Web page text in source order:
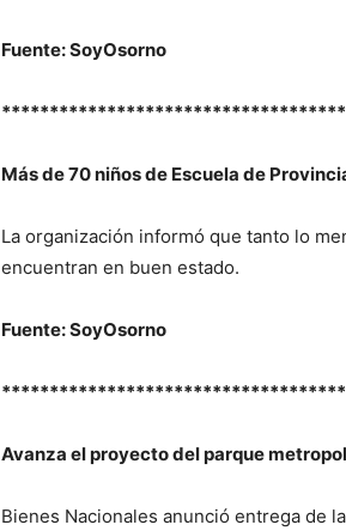
Fuente: SoyOsorno
Más de 70 niños de Escuela de
La organización informó que tanto lo
encuentran en buen estado.
Fuente: SoyOsorno
Avanza el proyecto del parque
Bienes Nacionales anunció entrega de